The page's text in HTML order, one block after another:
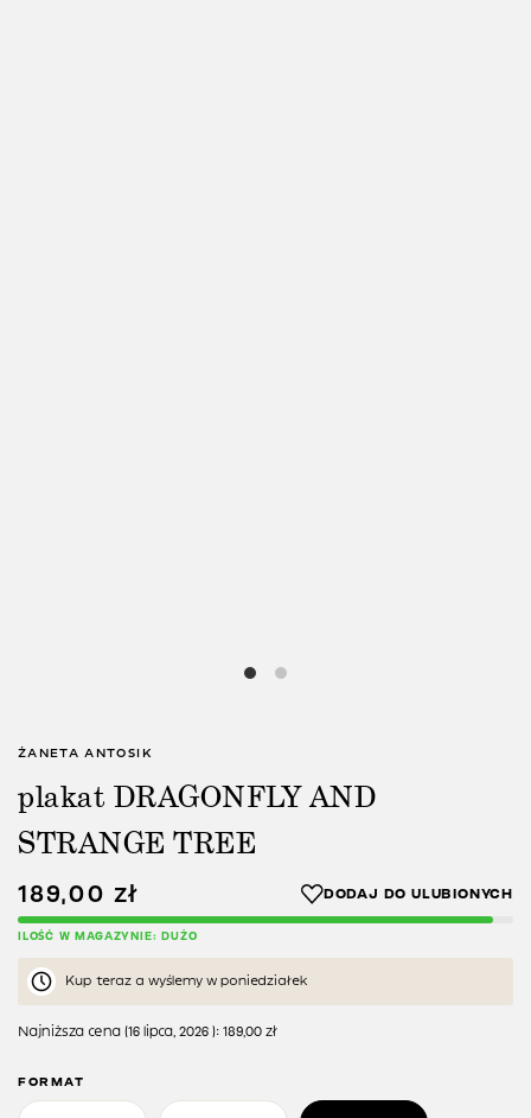
ŻANETA ANTOSIK
plakat DRAGONFLY AND
STRANGE TREE
189,00 zł
ILOŚĆ W MAGAZYNIE: DUŻO
Kup teraz a wyślemy w poniedziałek
Najniższa cena (16 lipca, 2026 ): 189,00 zł
FORMAT